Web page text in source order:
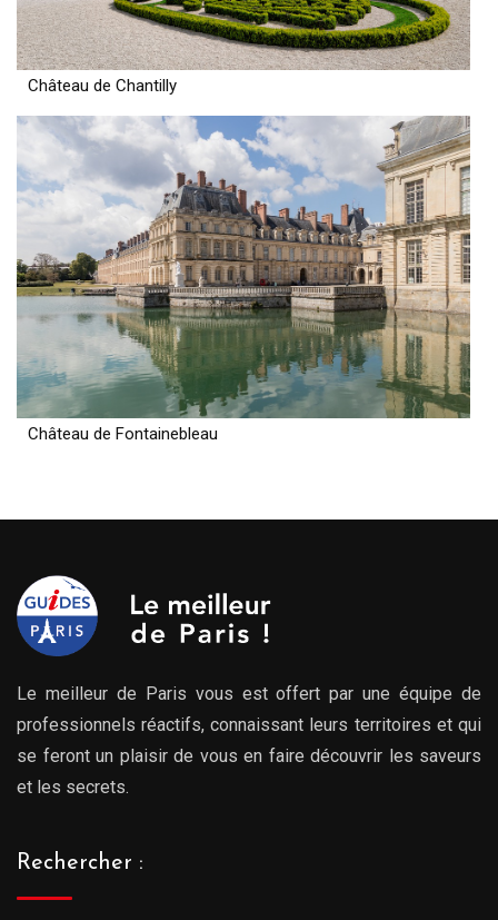
Château de Chantilly
Château de Fontainebleau
Le meilleur de Paris vous est offert par une équipe de
professionnels réactifs, connaissant leurs territoires et qui
se feront un plaisir de vous en faire découvrir les saveurs
et les secrets.
Rechercher :